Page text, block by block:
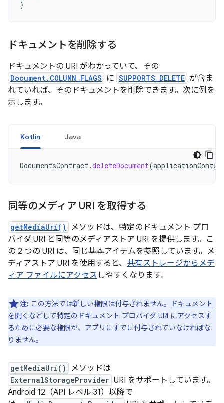
}
ドキュメントを削除する
ドキュメントの URI がわかっていて、その
Document.COLUMN_FLAGS に SUPPORTS_DELETE が含ま
れていれば、そのドキュメントを削除できます。次に例を
示します。
Kotlin Java
DocumentsContract.deleteDocument(
同等のメディア URI を取得する
getMediaUri()
メソッドは、特定のドキュメント プロ
バイダ URI と同等のメディアストア URI を提供します。こ
の 2 つの URI は、同じ基本アイテムを参照しています。メ
ディアストア URI を使用すると、 共有ストレージからメデ
ィア ファイルにアクセス しやすくなります。
注: この方法では新しい権限は付与されません。
ドキュメント
を開く などして特定のドキュメント プロバイダ URI にアクセスす
るために必要な権限が、アプリにすでに付与されていなければな
りません。
getMediaUri() メソッドは
ExternalStorageProvider URI をサポートしています。
Android 12（API レベル 31）以降で